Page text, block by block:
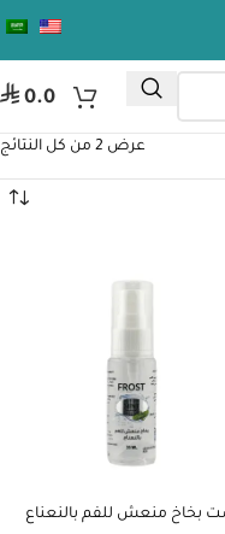
⃁ 0.0
عرض ⁦2⁩ من كل النتائج
بخاخ منعش للفم بالنعناع